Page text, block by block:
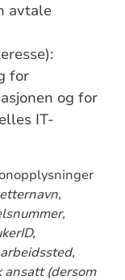
avtale
for
og for
IT-
(dersom